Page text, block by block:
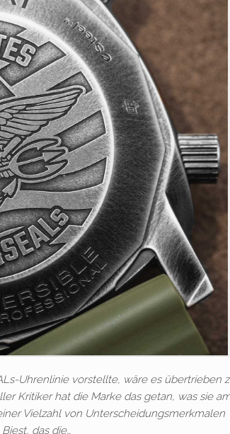
Uhrenlinie vorstellte, wäre es übertrieben
Kritiker hat die Marke das getan, was sie
Vielzahl von Unterscheidungsmerkmalen
das die…